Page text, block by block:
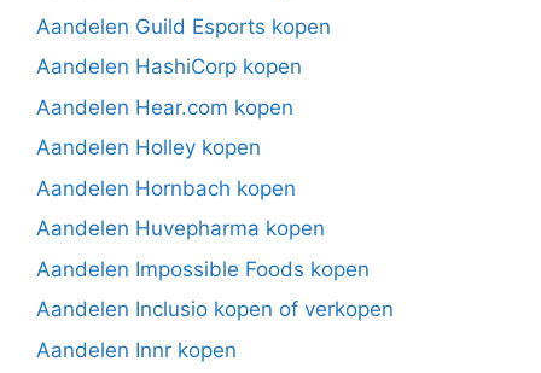
Aandelen Guild Esports kopen
Aandelen HashiCorp kopen
Aandelen Hear.com kopen
Aandelen Holley kopen
Aandelen Hornbach kopen
Aandelen Huvepharma kopen
Aandelen Impossible Foods kopen
Aandelen Inclusio kopen of verkopen
Aandelen Innr kopen